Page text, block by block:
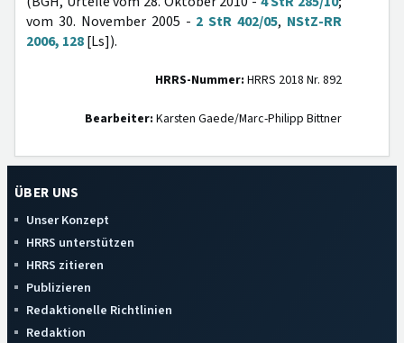
vom 30. November 2005 - 2 StR 402/05, NStZ-RR
2006, 128[Ls]).
HRRS-Nummer: HRRS 2018 Nr. 892
Bearbeiter: Karsten Gaede/Marc-Philipp Bittner
ÜBER UNS
Unser Konzept
HRRS unterstützen
HRRS zitieren
Publizieren
Redaktionelle Richtlinien
Redaktion